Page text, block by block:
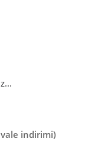
indirimi)